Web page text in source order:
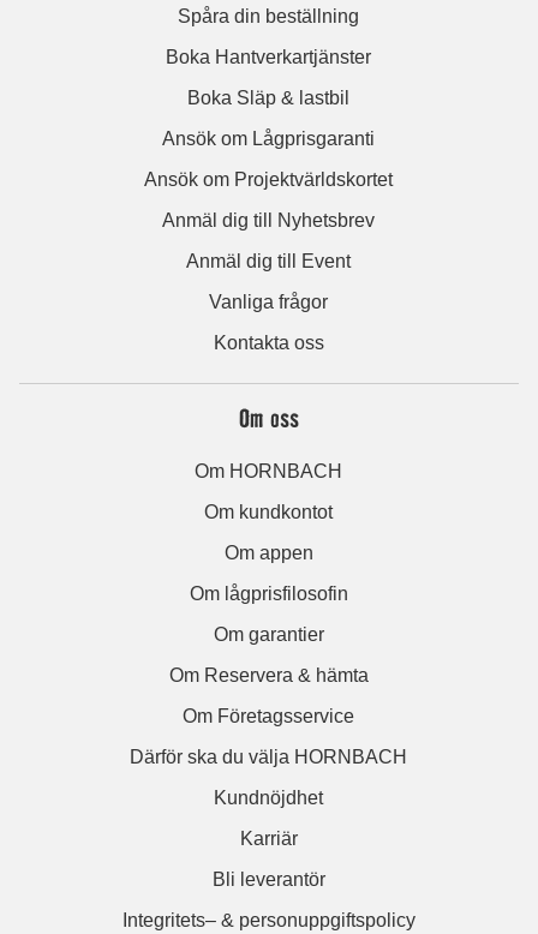
Spåra din beställning
Boka Hantverkartjänster
Boka Släp & lastbil
Ansök om Lågprisgaranti
Ansök om Projektvärldskortet
Anmäl dig till Nyhetsbrev
Anmäl dig till Event
Vanliga frågor
Kontakta oss
Om oss
Om HORNBACH
Om kundkontot
Om appen
Om lågprisfilosofin
Om garantier
Om Reservera & hämta
Om Företagsservice
Därför ska du välja HORNBACH
Kundnöjdhet
Karriär
Bli leverantör
Integritets– & personuppgiftspolicy